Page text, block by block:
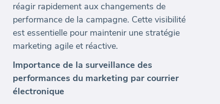
réagir rapidement aux changements de
performance de la campagne. Cette visibilité
est essentielle pour maintenir une stratégie
marketing agile et réactive.
Importance de la surveillance des
performances du marketing par courrier
électronique